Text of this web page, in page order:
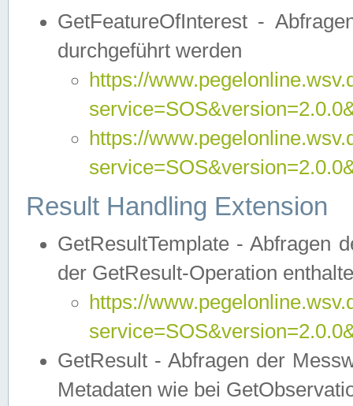
GetFeatureOfInterest -
durchgeführt werden
https://
https://
Result Handling Extension
GetResultTemplate - Abfragen
der GetResult-Operation
https://
GetResult - Abfragen der
Metadaten wie bei